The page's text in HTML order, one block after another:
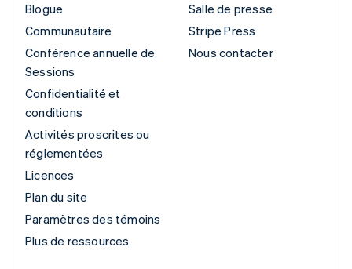
Blogue
Communautaire
Conférence annuelle de
Sessions
Confidentialité et
conditions
Activités proscrites ou
réglementées
Licences
Plan du site
Paramètres des témoins
Plus de ressources
Salle de presse
Stripe Press
Nous contacter